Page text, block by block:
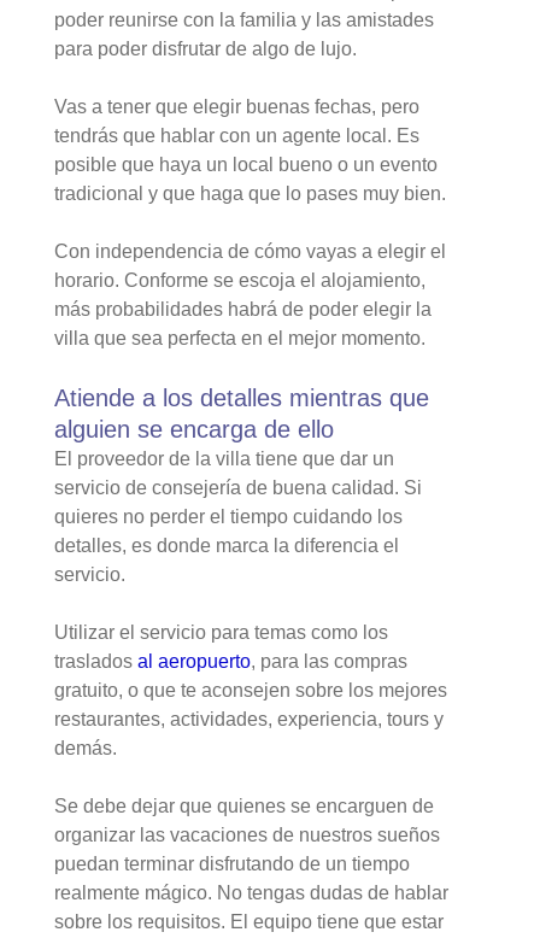
poder reunirse con la familia y las amistades
para poder disfrutar de algo de lujo.
Vas a tener que elegir buenas fechas, pero
tendrás que hablar con un agente local. Es
posible que haya un local bueno o un evento
tradicional y que haga que lo pases muy bien.
Con independencia de cómo vayas a elegir el
horario. Conforme se escoja el alojamiento,
más probabilidades habrá de poder elegir la
villa que sea perfecta en el mejor momento.
Atiende a los detalles mientras que
alguien se encarga de ello
El proveedor de la villa tiene que dar un
servicio de consejería de buena calidad. Si
quieres no perder el tiempo cuidando los
detalles, es donde marca la diferencia el
servicio.
Utilizar el servicio para temas como los
traslados al aeropuerto, para las compras
gratuito, o que te aconsejen sobre los mejores
restaurantes, actividades, experiencia, tours y
demás.
Se debe dejar que quienes se encarguen de
organizar las vacaciones de nuestros sueños
puedan terminar disfrutando de un tiempo
realmente mágico. No tengas dudas de hablar
sobre los requisitos. El equipo tiene que estar